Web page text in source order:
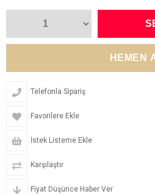
Telefonla Sipariş
Favorilere Ekle
İstek Listeme Ekle
Karşılaştır
Fiyat Düşünce Haber Ver